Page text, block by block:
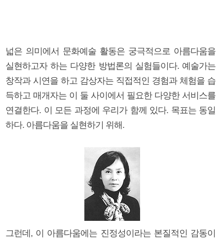
넓은 의미에서 문화예술 활동은 궁극적으로 아름다움을
실현하고자 하는 다양한 방법론의 실험들이다. 예술가는
창작과 시연을 하고 감상자는 직접적인 경험과 체험을 습
득하고 매개자는 이 둘 사이에서 필요한 다양한 서비스를
연결한다. 이 모든 과정에 우리가 함께 있다. 목표는 동일
하다. 아름다움을 실현하기 위해.
그런데, 이 아름다움에는 진정성이라는 본질적인 감동이